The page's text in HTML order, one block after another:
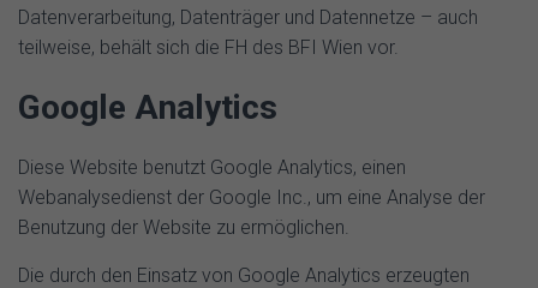
Datenverarbeitung, Datenträger und Datennetze – auch
teilweise, behält sich die FH des BFI Wien vor.
Google Analytics
Diese Website benutzt Google Analytics, einen
Webanalysedienst der Google Inc., um eine Analyse der
Benutzung der Website zu ermöglichen.
Die durch den Einsatz von Google Analytics erzeugten